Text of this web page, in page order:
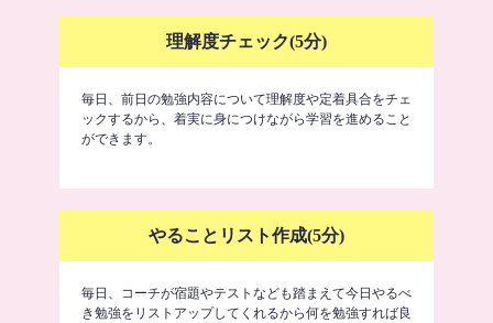
理解度チェック(5分)
毎日、前日の勉強内容について理解度や定着具合をチェ
ックするから、着実に身につけながら学習を進めること
ができます。
やることリスト作成(5分)
毎日、コーチが宿題やテストなども踏まえて今日やるべ
き勉強をリストアップしてくれるから何を勉強すれば良